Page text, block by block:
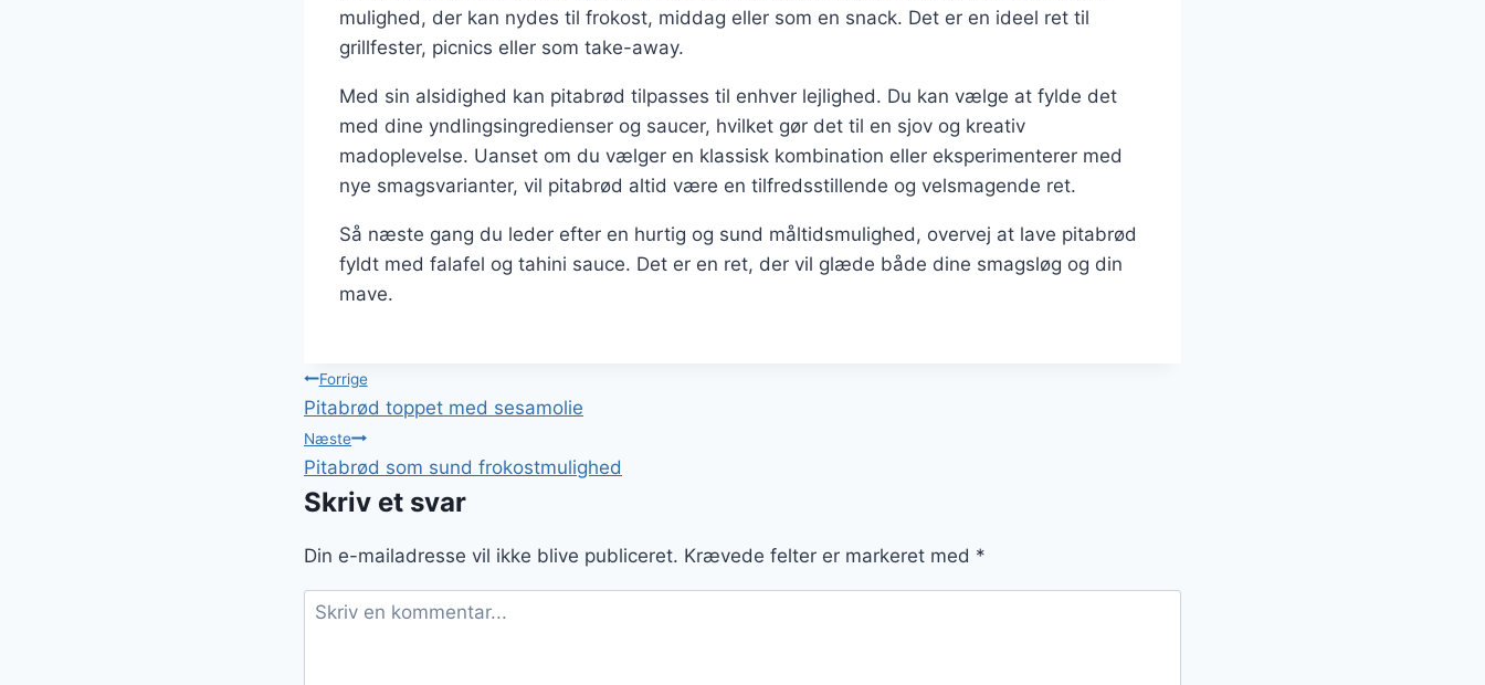
mulighed, der kan nydes til frokost, middag eller som en snack. Det er en ideel ret til
grillfester, picnics eller som take-away.
Med sin alsidighed kan pitabrød tilpasses til enhver lejlighed. Du kan vælge at fylde det
med dine yndlingsingredienser og saucer, hvilket gør det til en sjov og kreativ
madoplevelse. Uanset om du vælger en klassisk kombination eller eksperimenterer med
nye smagsvarianter, vil pitabrød altid være en tilfredsstillende og velsmagende ret.
Så næste gang du leder efter en hurtig og sund måltidsmulighed, overvej at lave pitabrød
fyldt med falafel og tahini sauce. Det er en ret, der vil glæde både dine smagsløg og din
mave.
Indlægsnavigation
Forrige
Pitabrød toppet med sesamolie
Næste
Pitabrød som sund frokostmulighed
Skriv et svar
Din e-mailadresse vil ikke blive publiceret. Krævede felter er markeret med *